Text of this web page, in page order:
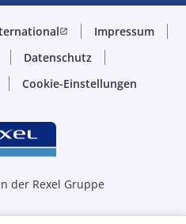
open_in_new
Impressum
Datenschutz
Cookie-Einstellungen
der Rexel Gruppe